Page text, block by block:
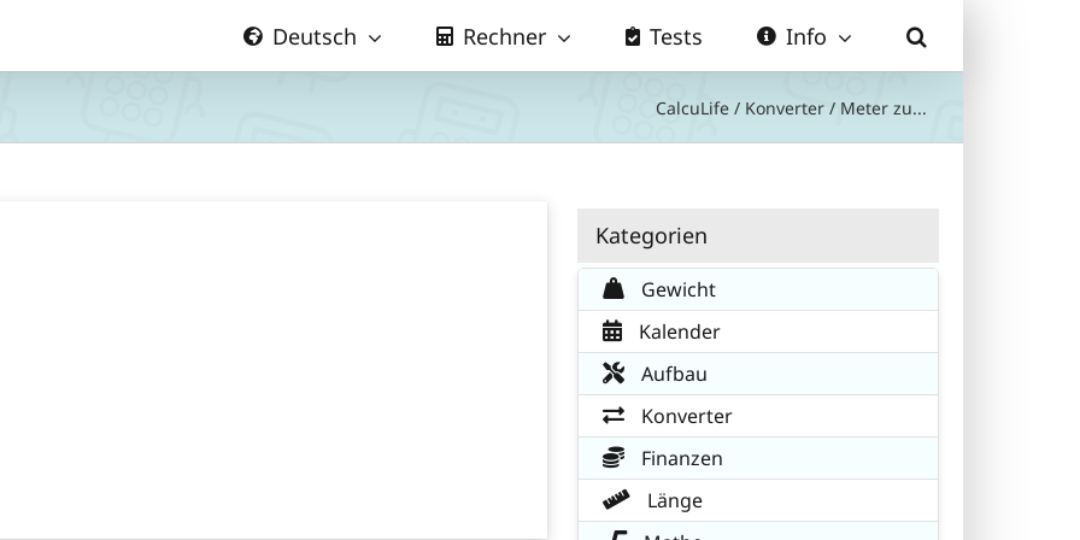
Deutsch Rechner Tests Info
CalcuLife / Konverter / Meter zu...
Kategorien
Gewicht
Kalender
Aufbau
Konverter
Finanzen
Länge